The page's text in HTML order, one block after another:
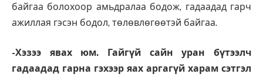
байгаа болохоор амьдралаа бодож, гадаадад гарч
ажиллая гэсэн бодол, төлөвлөгөөтэй байгаа.
-Хэзээ явах юм. Гайгүй сайн уран бүтээлч
гадаадад гарна гэхээр яах аргагүй харам сэтгэл